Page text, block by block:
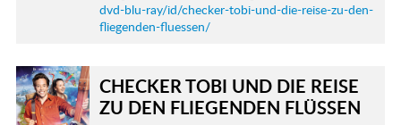
dvd-blu-ray/id/checker-tobi-und-die-reise-zu-den-
fliegenden-fluessen/
CHECKER TOBI UND DIE REISE
ZU DEN FLIEGENDEN FLÜSSEN